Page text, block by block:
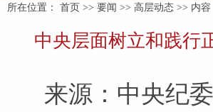
所在位置： 首页 >> 要闻 >> 高层动态 >> 内容
中央层面树立和践行
来源：中央纪